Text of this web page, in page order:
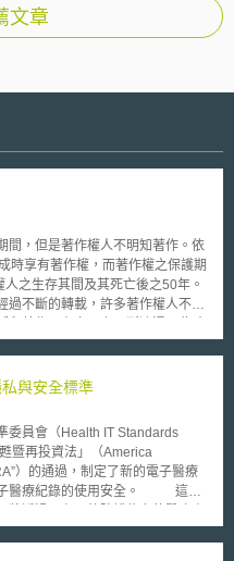
文章
，但是著作權人不明知著作。依
時享有著作權，而著作權之保護期
之生存其間及其死亡後之50年。
不斷的轉載，許多著作權人不
是誰，無法取得授權之情形下，要
著作權人為何或是著作權人聯繫
利用該著作。又須提存之金額應與
報酬相當。
與安全標準
員會（Health IT Standards
暨再投資法」（America
）的通過，制定了新的電子醫療
子醫療紀錄的使用安全。 這次
交換，並且擴大適用範圍到醫療照